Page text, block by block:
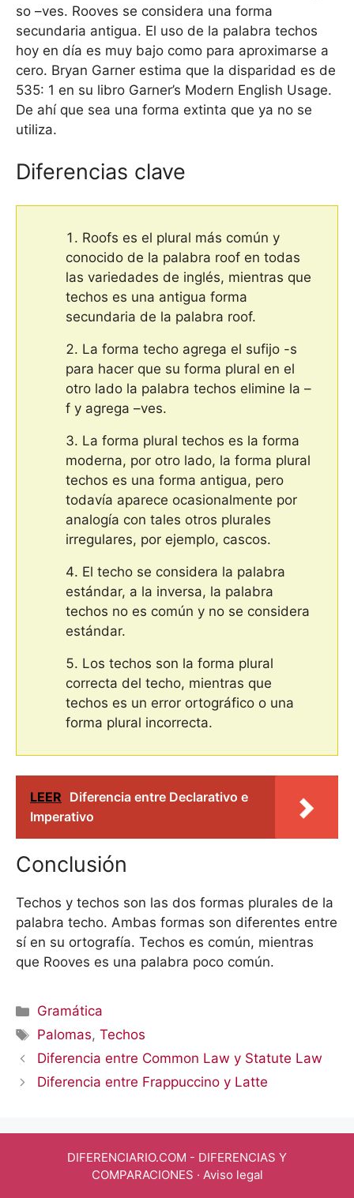
so –ves. Rooves se considera una forma
secundaria antigua. El uso de la palabra techos
hoy en día es muy bajo como para aproximarse a
cero. Bryan Garner estima que la disparidad es de
535: 1 en su libro Garner’s Modern English Usage.
De ahí que sea una forma extinta que ya no se
utiliza.
Diferencias clave
Roofs es el plural más común y
conocido de la palabra roof en todas
las variedades de inglés, mientras que
techos es una antigua forma
secundaria de la palabra roof.
La forma techo agrega el sufijo -s
para hacer que su forma plural en el
otro lado la palabra techos elimine la –
f y agrega –ves.
La forma plural techos es la forma
moderna, por otro lado, la forma plural
techos es una forma antigua, pero
todavía aparece ocasionalmente por
analogía con tales otros plurales
irregulares, por ejemplo, cascos.
El techo se considera la palabra
estándar, a la inversa, la palabra
techos no es común y no se considera
estándar.
Los techos son la forma plural
correcta del techo, mientras que
techos es un error ortográfico o una
forma plural incorrecta.
LEER Diferencia entre Declarativo e
Imperativo
Conclusión
Techos y techos son las dos formas plurales de la
palabra techo. Ambas formas son diferentes entre
sí en su ortografía. Techos es común, mientras
que Rooves es una palabra poco común.
Categorías
Gramática
Etiquetas
Palomas,Techos
Diferencia entre Common Law y Statute Law
Diferencia entre Frappuccino y Latte
DIFERENCIARIO.COM - DIFERENCIAS Y
COMPARACIONES · Aviso legal